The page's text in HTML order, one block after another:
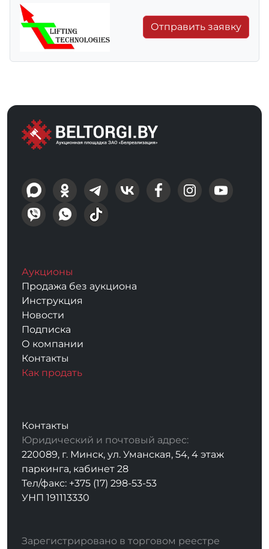
Отправить заявку
Аукционы
Продажа без аукциона
Инструкция
Новости
Подписка
О компании
Контакты
Как продать
Контакты
Юридический и почтовый адрес:
220089, г. Минск, ул. Уманская, 54, 4 этаж
паркинга, кабинет 28
Тел/факс: +375 (17) 298-53-53
УНП 191113330
Зарегистрировано в торговом реестре